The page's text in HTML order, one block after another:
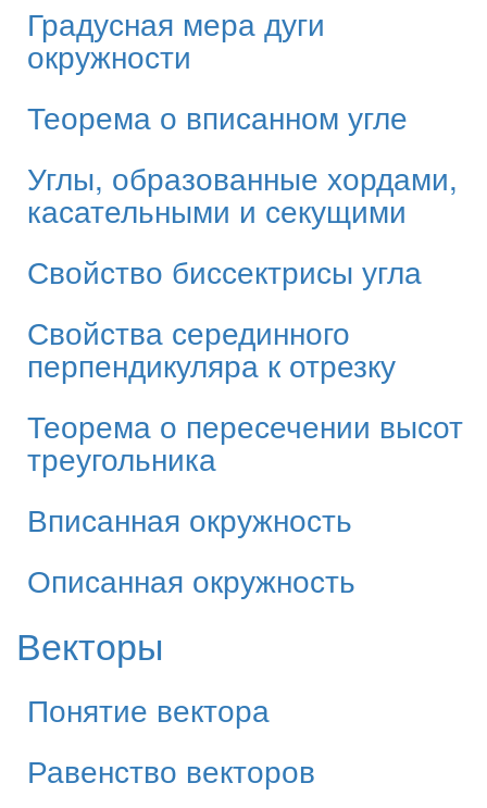
Градусная мера дуги
окружности
Теорема о вписанном угле
Углы, образованные хордами,
касательными и секущими
Свойство биссектрисы угла
Свойства серединного
перпендикуляра к отрезку
Теорема о пересечении высот
треугольника
Вписанная окружность
Описанная окружность
Векторы
Понятие вектора
Равенство векторов